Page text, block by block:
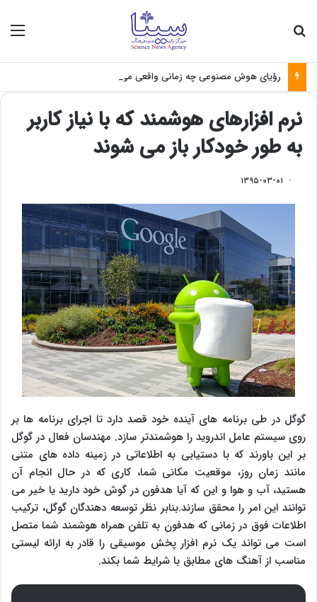
رؤیای هوش مصنوعی چه زمانی واقعی می‌شود؟
نرم افزارهای هوشمند که با نیاز کاربر
به طور خودکار باز می شوند
۱۳۹۵-۰۳-۰۱
گوگل در طی برنامه های آینده خود قصد دارد تا اجرای برنامه ها بر
روی سیستم عامل اندروید را هوشمندتر سازد. مهندسان فعال در گوگل
بر این باورند که با دستیابی به اطلاعاتی در زمینه داده های متنی
مانند زمان روز، موقعیت مکانی شما، کاری که در حال انجام آن
هستید، آب و هوا و این که آیا هدفون در گوش خود دارید یا خیر می
توانند این امر را محقق سازند.بنابر نظر توسعه دهندگان گوگل، ترکیب
اطلاعات فوق در زمانی که هدفون به تلفن همراه هوشمند شما متصل
است می تواند یک نرم افزار پخش موسیقی را قادر به ارائه لیستی
مناسب از آهنگ های مطابق با شرایط شما بکند.